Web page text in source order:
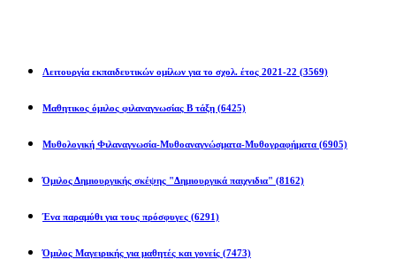
Λειτουργία εκπαιδευτικών ομίλων για το σχολ. έτος 2021-22 (3569)
Μαθητικος όμιλος φιλαναγνωσίας Β τάξη (6425)
Μυθολογική Φιλαναγνωσία-Μυθοαναγνώσματα-Μυθογραφήματα (6905)
Όμιλος Δημιουργικής σκέψης "Δημιουργικά παιχνιδια" (8162)
Ένα παραμύθι για τους πρόσφυγες (6291)
Όμιλος Μαγειρικής για μαθητές και γονείς (7473)